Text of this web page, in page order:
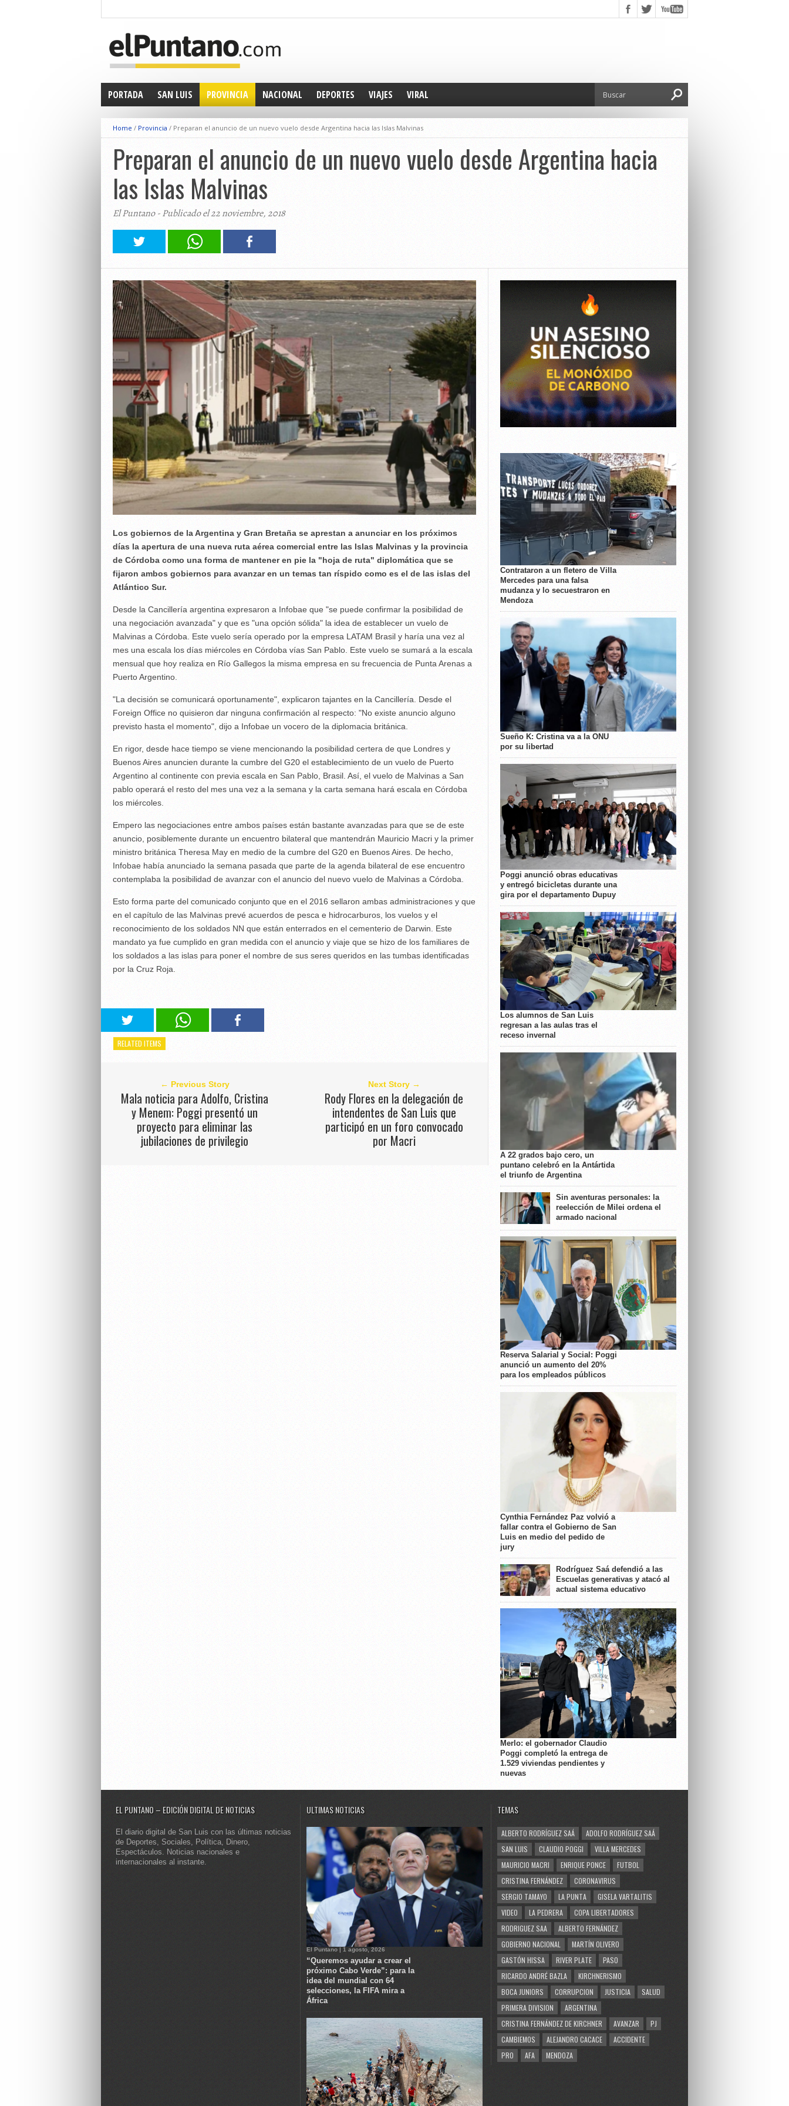
PORTADA SAN LUIS PROVINCIA NACIONAL DEPORTES VIAJES VIRAL
Home / Provincia / Preparan el anuncio de un nuevo vuelo desde Argentina hacia las Islas Malvinas
Preparan el anuncio de un nuevo vuelo desde Argentina hacia
las Islas Malvinas
El Puntano - Publicado el 22 noviembre, 2018
Los gobiernos de la Argentina y Gran Bretaña se aprestan a anunciar en los próximos
días la apertura de una nueva ruta aérea comercial entre las Islas Malvinas y la provincia
de Córdoba como una forma de mantener en pie la "hoja de ruta" diplomática que se
fijaron ambos gobiernos para avanzar en un temas tan ríspido como es el de las islas del
Atlántico Sur.
Desde la Cancillería argentina expresaron a Infobae que "se puede confirmar la posibilidad de
una negociación avanzada" y que es "una opción sólida" la idea de establecer un vuelo de
Malvinas a Córdoba. Este vuelo sería operado por la empresa LATAM Brasil y haría una vez al
mes una escala los días miércoles en Córdoba vías San Pablo. Este vuelo se sumará a la escala
mensual que hoy realiza en Río Gallegos la misma empresa en su frecuencia de Punta Arenas a
Puerto Argentino.
"La decisión se comunicará oportunamente", explicaron tajantes en la Cancillería. Desde el
Foreign Office no quisieron dar ninguna confirmación al respecto: "No existe anuncio alguno
previsto hasta el momento", dijo a Infobae un vocero de la diplomacia británica.
En rigor, desde hace tiempo se viene mencionando la posibilidad certera de que Londres y
Buenos Aires anuncien durante la cumbre del G20 el establecimiento de un vuelo de Puerto
Argentino al continente con previa escala en San Pablo, Brasil. Así, el vuelo de Malvinas a San
pablo operará el resto del mes una vez a la semana y la carta semana hará escala en Córdoba
los miércoles.
Empero las negociaciones entre ambos países están bastante avanzadas para que se de este
anuncio, posiblemente durante un encuentro bilateral que mantendrán Mauricio Macri y la primer
ministro británica Theresa May en medio de la cumbre del G20 en Buenos Aires. De hecho,
Infobae había anunciado la semana pasada que parte de la agenda bilateral de ese encuentro
contemplaba la posibilidad de avanzar con el anuncio del nuevo vuelo de Malvinas a Córdoba.
Esto forma parte del comunicado conjunto que en el 2016 sellaron ambas administraciones y que
en el capítulo de las Malvinas prevé acuerdos de pesca e hidrocarburos, los vuelos y el
reconocimiento de los soldados NN que están enterrados en el cementerio de Darwin. Este
mandato ya fue cumplido en gran medida con el anuncio y viaje que se hizo de los familiares de
los soldados a las islas para poner el nombre de sus seres queridos en las tumbas identificadas
por la Cruz Roja.
RELATED ITEMS
← Previous Story
Mala noticia para Adolfo, Cristina
y Menem: Poggi presentó un
proyecto para eliminar las
jubilaciones de privilegio
Next Story →
Rody Flores en la delegación de
intendentes de San Luis que
participó en un foro convocado
por Macri
Contrataron a un fletero de Villa
Mercedes para una falsa
mudanza y lo secuestraron en
Mendoza
Sueño K: Cristina va a la ONU
por su libertad
Poggi anunció obras educativas
y entregó bicicletas durante una
gira por el departamento Dupuy
Los alumnos de San Luis
regresan a las aulas tras el
receso invernal
A 22 grados bajo cero, un
puntano celebró en la Antártida
el triunfo de Argentina
Sin aventuras personales: la
reelección de Milei ordena el
armado nacional
Reserva Salarial y Social: Poggi
anunció un aumento del 20%
para los empleados públicos
Cynthia Fernández Paz volvió a
fallar contra el Gobierno de San
Luis en medio del pedido de
jury
Rodríguez Saá defendió a las
Escuelas generativas y atacó al
actual sistema educativo
Merlo: el gobernador Claudio
Poggi completó la entrega de
1.529 viviendas pendientes y
nuevas
EL PUNTANO – EDICIÓN DIGITAL DE NOTICIAS
El diario digital de San Luis con las últimas noticias
de Deportes, Sociales, Política, Dinero,
Espectáculos. Noticias nacionales e
internacionales al instante.
ULTIMAS NOTICIAS
El Puntano | 1 agosto, 2026
“Queremos ayudar a crear el
próximo Cabo Verde”: para la
idea del mundial con 64
selecciones, la FIFA mira a
África
TEMAS
ALBERTO RODRÍGUEZ SAÁ
ADOLFO RODRÍGUEZ SAÁ
SAN LUIS
CLAUDIO POGGI
VILLA MERCEDES
MAURICIO MACRI
ENRIQUE PONCE
FUTBOL
CRISTINA FERNÁNDEZ
CORONAVIRUS
SERGIO TAMAYO
LA PUNTA
GISELA VARTALITIS
VIDEO
LA PEDRERA
COPA LIBERTADORES
RODRIGUEZ SAA
ALBERTO FERNÁNDEZ
GOBIERNO NACIONAL
MARTÍN OLIVERO
GASTÓN HISSA
RIVER PLATE
PASO
RICARDO ANDRÉ BAZLA
KIRCHNERISMO
BOCA JUNIORS
CORRUPCION JUSTICIA
SALUD
PRIMERA DIVISION
ARGENTINA
CRISTINA FERNÁNDEZ DE KIRCHNER
AVANZAR
PJ
CAMBIEMOS
ALEJANDRO CACACE
ACCIDENTE
PRO
AFA MENDOZA